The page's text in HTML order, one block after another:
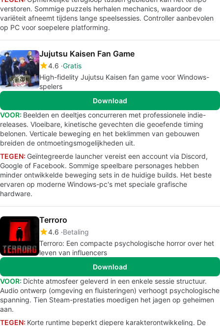
verstoren. Sommige puzzels herhalen mechanics, waardoor de
variëteit afneemt tijdens lange speelsessies. Controller aanbevolen
op PC voor soepelere platforming.
Jujutsu Kaisen Fan Game
4.6 Gratis
High-fidelity Jujutsu Kaisen fan game voor Windows-
spelers
Download
VOOR: Beelden en deeltjes concurreren met professionele indie-
releases. Vloeibare, kinetische gevechten die geoefende timing
belonen. Verticale beweging en het beklimmen van gebouwen
breiden de ontmoetingsmogelijkheden uit.
TEGEN: Geïntegreerde launcher vereist een account via Discord,
Google of Facebook. Sommige speelbare personages hebben
minder ontwikkelde beweging sets in de huidige builds. Het beste
ervaren op moderne Windows-pc's met speciale grafische
hardware.
Terroro
4.6 Betaling
Terroro: Een compacte psychologische horror over het
leven van influencers
Download
VOOR: Dichte atmosfeer geleverd in een enkele sessie structuur.
Audio ontwerp (omgeving en fluisteringen) verhoogt psychologische
spanning. Tien Steam-prestaties moedigen het jagen op geheimen
aan.
TEGEN: Korte runtime beperkt diepere karakterontwikkeling. De